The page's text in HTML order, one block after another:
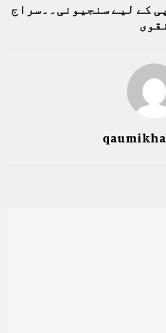
کے لیے سنجیونی۔۔سراج
نقوی